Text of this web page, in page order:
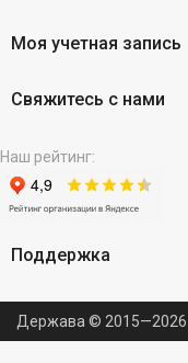
Моя учетная запись
Свяжитесь с нами
Наш рейтинг:
Поддержка
Держава © 2015—2026